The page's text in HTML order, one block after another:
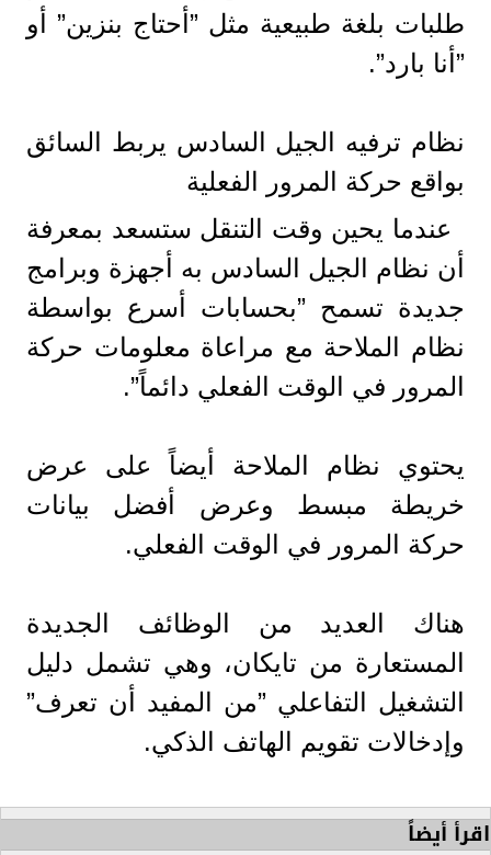
طلبات بلغة طبيعية مثل ”أحتاج بنزين” أو
”أنا بارد”.
نظام ترفيه الجيل السادس يربط السائق
بواقع حركة المرور الفعلية
عندما يحين وقت التنقل ستسعد بمعرفة
أن نظام الجيل السادس به أجهزة وبرامج
جديدة تسمح ”بحسابات أسرع بواسطة
نظام الملاحة مع مراعاة معلومات حركة
المرور في الوقت الفعلي دائماً”.
يحتوي نظام الملاحة أيضاً على عرض
خريطة مبسط وعرض أفضل بيانات
حركة المرور في الوقت الفعلي.
هناك العديد من الوظائف الجديدة
المستعارة من تايكان، وهي تشمل دليل
التشغيل التفاعلي ”من المفيد أن تعرف”
وإدخالات تقويم الهاتف الذكي.
اقرأ أيضاً